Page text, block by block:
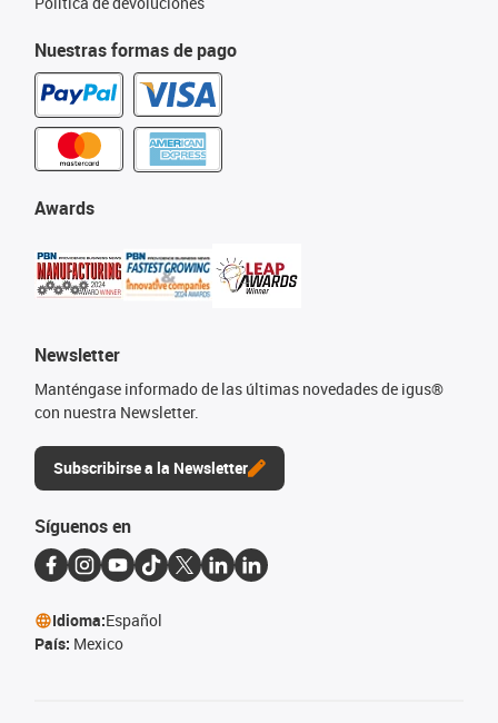
Nuestras formas de pago
Awards
Newsletter
Manténgase informado de las últimas novedades de igus®
con nuestra Newsletter.
Subscribirse a la Newsletter
Síguenos en
Idioma:Español
País: Mexico